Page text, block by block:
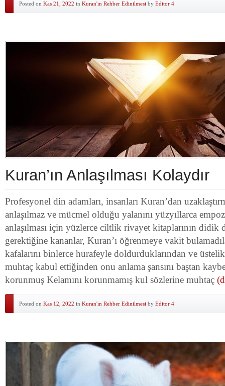
Posted on Kas 21, 2022 in Kuran'ın Rehber Edinilmesi by Editor 4
Kuran’ın Anlaşılması Kolaydır
Profesyonel din adamları, insanları Kuran’dan
anlaşılmaz ve mücmel olduğu yalanını yüzyıllarca
anlaşılması için yüzlerce ciltlik rivayet kitaplarının didik
gerektiğine kananlar, Kuran’ı öğrenmeye vakit
kafalarını binlerce hurafeyle doldurduklarından ve
muhtaç kabul ettiğinden onu anlama şansını baştan
korunmuş Kelamını korunmamış kul sözlerine muhtaç
Posted on Kas 12, 2022 in Kuran'ın Rehber Edinilmesi by Editor 4